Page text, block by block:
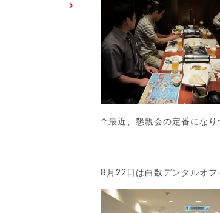
↑最近、懇親会の定番になり
8月22日は白数デンタルオ